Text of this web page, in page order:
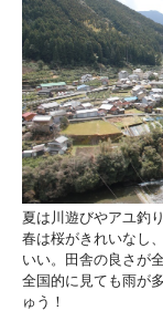
夏は川遊びやアユ釣
春は桜がきれいなし
いい。田舎の良さが
全国的に見ても雨が
ゅう！